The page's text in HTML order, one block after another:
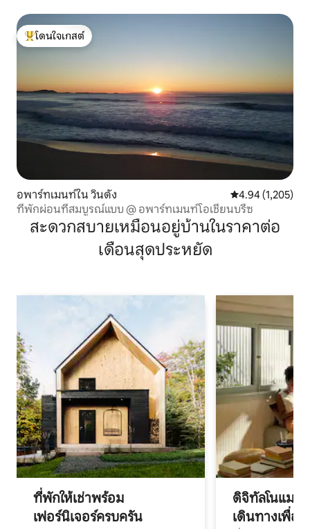
โดนใจเกสต์ที่สุด
โดนใจเกสต์
อพาร์ทเมนท์ใน วินดัง คะแนนเฉลี่ย 4.94
4.94 (1,205)
ที่พักผ่อนที่สมบูรณ์แบบ @ อพาร์ทเมนท์โอเชียนบรีซ
สะดวกสบายเหมือนอยู่บ้านในราคาต่อ
เดือนสุดประหยัด
ที่พักให้เช่าพร้อม
เฟอร์นิเจอร์ครบครัน
ดิจิทัลโนแมด
เดินทางเพื่อ